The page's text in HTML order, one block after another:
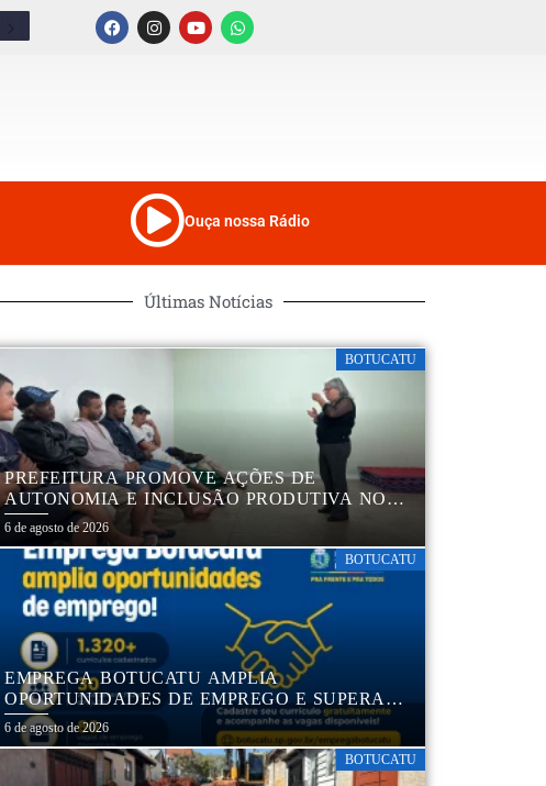
Ouça nossa Rádio
Últimas Notícias
BOTUCATU
PREFEITURA PROMOVE AÇÕES DE
AUTONOMIA E INCLUSÃO PRODUTIVA NO
CENTRO POP VIDA
6 de agosto de 2026
BOTUCATU
EMPREGA BOTUCATU AMPLIA
OPORTUNIDADES DE EMPREGO E SUPERA
1,3 MIL CURRÍCULOS CADASTRADOS
6 de agosto de 2026
BOTUCATU